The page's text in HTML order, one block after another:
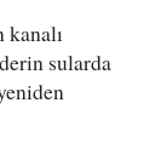
sularda